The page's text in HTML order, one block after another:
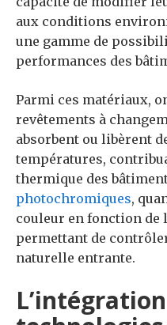
aux conditions
une gamme de
performances des
Parmi ces matériaux,
revêtements à
absorbent ou libèrent
températures,
thermique des
photochromiques,
couleur en fonction de
permettant de
naturelle entrante.